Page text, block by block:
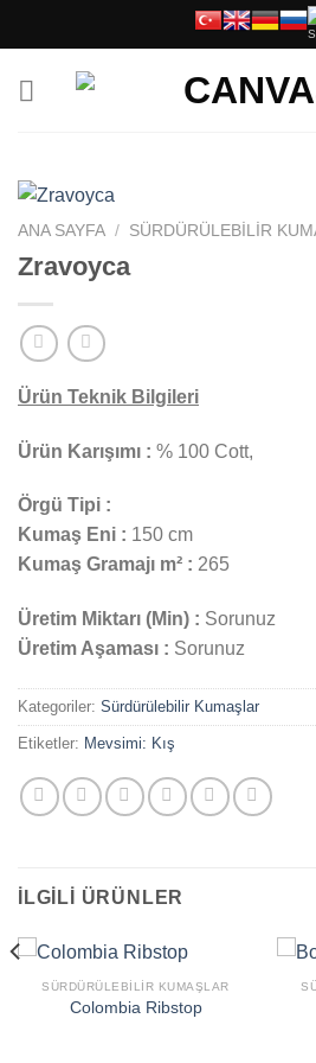
ANA SAYFA / SÜRDÜRÜLEBILIR
Zravoyca
Ürün Teknik Bilgileri
Ürün Karışımı : % 100 Cott,
Örgü Tipi :
Kumaş Eni : 150 cm
Kumaş Gramajı m² : 265
Üretim Miktarı (Min) : Sorunuz
Üretim Aşaması : Sorunuz
Kategoriler: Sürdürülebilir Kumaşlar
Etiketler: Mevsimi: Kış
İLGILI ÜRÜNLER
SÜRDÜRÜLEBILIR KUMAŞLAR
Colombia Ribstop